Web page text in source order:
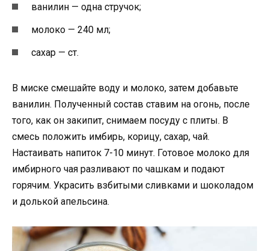
ванилин — одна стручок;
молоко — 240 мл;
сахар — ст.
В миске смешайте воду и молоко, затем добавьте
ванилин. Полученный состав ставим на огонь, после
того, как он закипит, снимаем посуду с плиты. В
смесь положить имбирь, корицу, сахар, чай.
Настаивать напиток 7-10 минут. Готовое молоко для
имбирного чая разливают по чашкам и подают
горячим. Украсить взбитыми сливками и шоколадом
и долькой апельсина.